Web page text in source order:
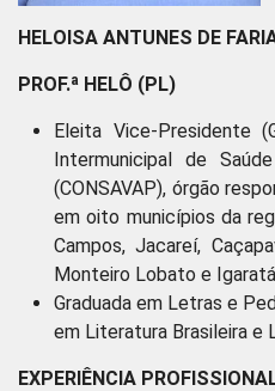
HELOISA ANTUNES DE
PROF.ª HELÔ (PL)
Eleita Vice-Presidente
Intermunicipal de
(CONSAVAP), órgão
em oito municípios da
Campos, Jacareí,
Monteiro Lobato e
Graduada em Letras e
em Literatura Brasileira e
EXPERIÊNCIA